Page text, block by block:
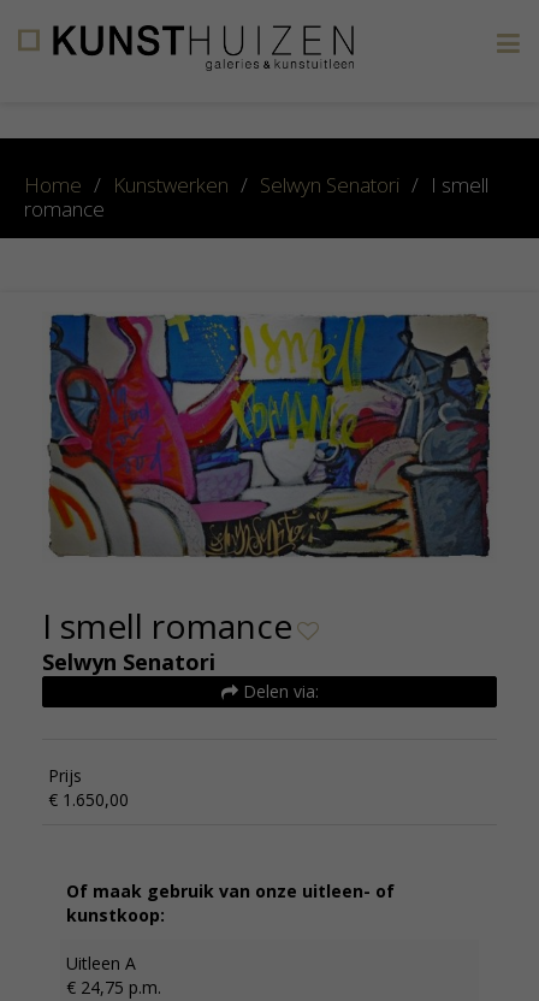
Home / Kunstwerken / Selwyn Senatori / I smell
romance
I smell romance
Selwyn Senatori
Delen via:
Prijs
€ 1.650,00
Of maak gebruik van onze uitleen- of
kunstkoop:
Uitleen A
€ 24,75 p.m.